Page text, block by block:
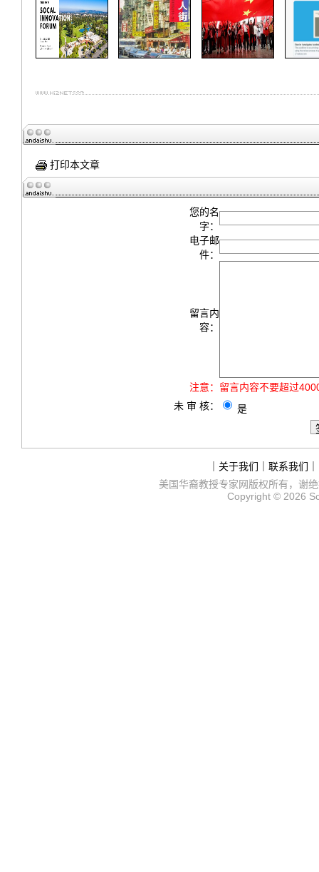
打印本文章
您的名
字：
电子邮
件：
留言内
容：
注意： 留言内容不要超过
未 审 核：
是
关于我们 联系我们
美国华裔教授专家网版权所有，谢
Copyright © 2026